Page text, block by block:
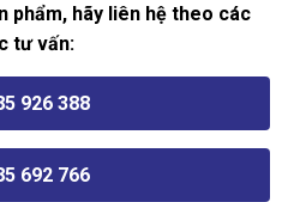
phẩm, hãy liên hệ theo các
tư vấn:
926 388
692 766